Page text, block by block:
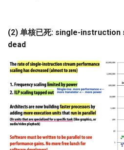
(2) 单核已死: single-
dead